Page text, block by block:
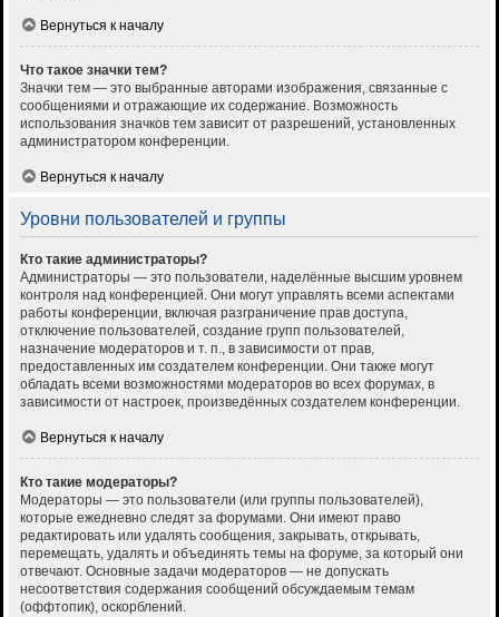
Вернуться к началу
Что такое значки тем?
Значки тем — это выбранные авторами изображения, связанные с
сообщениями и отражающие их содержание. Возможность
использования значков тем зависит от разрешений, установленных
администратором конференции.
Вернуться к началу
Уровни пользователей и группы
Кто такие администраторы?
Администраторы — это пользователи, наделённые высшим уровнем
контроля над конференцией. Они могут управлять всеми аспектами
работы конференции, включая разграничение прав доступа,
отключение пользователей, создание групп пользователей,
назначение модераторов и т. п., в зависимости от прав,
предоставленных им создателем конференции. Они также могут
обладать всеми возможностями модераторов во всех форумах, в
зависимости от настроек, произведённых создателем конференции.
Вернуться к началу
Кто такие модераторы?
Модераторы — это пользователи (или группы пользователей),
которые ежедневно следят за форумами. Они имеют право
редактировать или удалять сообщения, закрывать, открывать,
перемещать, удалять и объединять темы на форуме, за который они
отвечают. Основные задачи модераторов — не допускать
несоответствия содержания сообщений обсуждаемым темам
(оффтопик), оскорблений.